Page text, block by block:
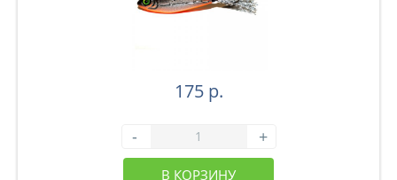
175 р.
- +
В КОРЗИНУ